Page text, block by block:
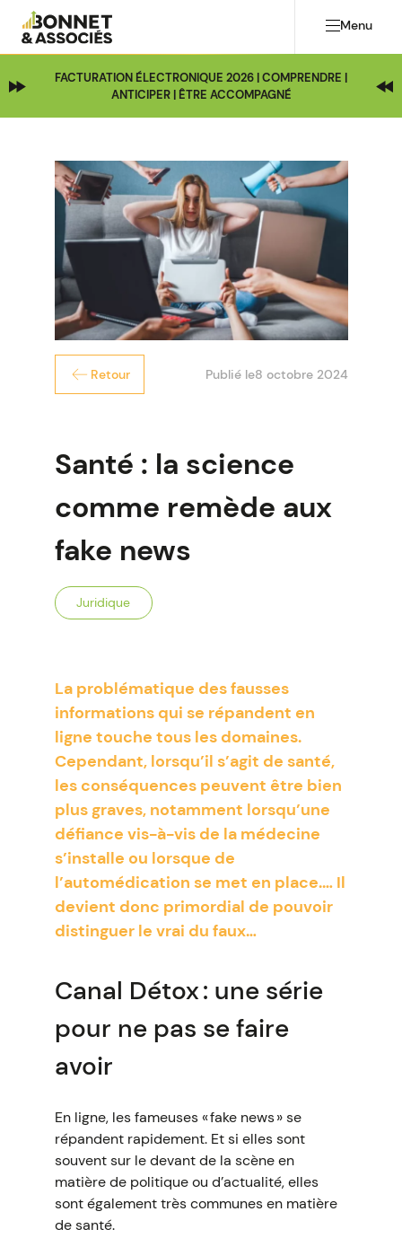
Menu
FACTURATION ÉLECTRONIQUE 2026 | COMPRENDRE |
ANTICIPER | ÊTRE ACCOMPAGNÉ
Retour Publié le8 octobre 2024
Santé : la science
comme remède aux
fake news
Juridique
La problématique des fausses
informations qui se répandent en
ligne touche tous les domaines.
Cependant, lorsqu’il s’agit de santé,
les conséquences peuvent être bien
plus graves, notamment lorsqu’une
défiance vis-à-vis de la médecine
s’installe ou lorsque de
l’automédication se met en place.… Il
devient donc primordial de pouvoir
distinguer le vrai du faux…
Canal Détox : une série
pour ne pas se faire
avoir
En ligne, les fameuses « fake news » se
répandent rapidement. Et si elles sont
souvent sur le devant de la scène en
matière de politique ou d’actualité, elles
sont également très communes en matière
de santé.